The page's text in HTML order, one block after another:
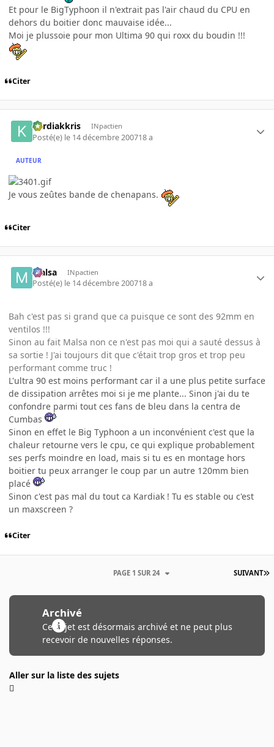
Et pour le BigTyphoon il n'extrait pas l'air chaud du CPU en
dehors du boitier donc mauvaise idée...
Moi je plussoie pour mon Ultima 90 qui roxx du boudin !!!
Citer
kardiakkris INpactien
Posté(e) le 14 décembre 200718 a
AUTEUR
Je vous zeûtes bande de chenapans.
Citer
Malsa INpactien
Posté(e) le 14 décembre 200718 a
Bah c'est pas si grand que ca puisque ce sont des 92mm en
ventilos !!!
Sinon au fait Malsa non ce n'est pas moi qui a sauté dessus à
sa sortie ! J'ai toujours dit que c'était trop gros et trop peu
performant comme truc !
L'ultra 90 est moins performant car il a une plus petite surface
de dissipation arrêtes moi si je me plante... Sinon j'ai du te
confondre parmi tout ces fans de bleu dans la centra de
Cumbas
Sinon en effet le Big Typhoon a un inconvénient c'est que la
chaleur retourne vers le cpu, ce qui explique probablement
ses perfs moindre en load, mais si tu es en montage hors
boitier tu peux arranger le coup par un autre 120mm bien
placé
Sinon c'est pas mal du tout ca Kardiak ! Tu es stable ou c'est
un maxscreen ?
Citer
SUIVANT
PAGE 1 SUR 24
Archivé
Ce sujet est désormais archivé et ne peut plus
recevoir de nouvelles réponses.
Aller sur la liste des sujets